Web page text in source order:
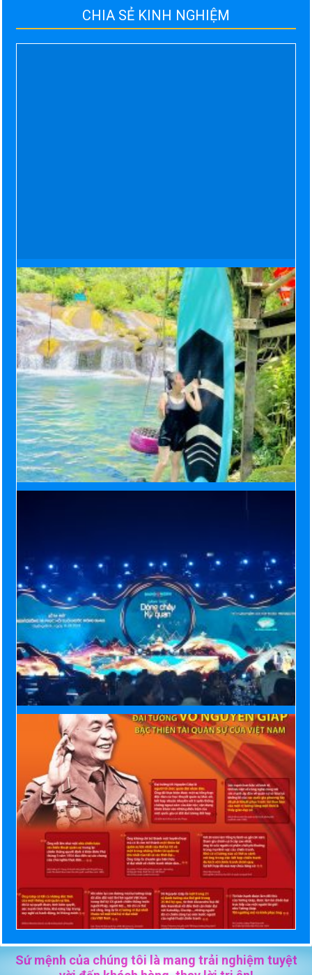
CHIA SẺ KINH NGHIỆM
Sứ mệnh của chúng tôi là mang trải nghiệm tuyệt